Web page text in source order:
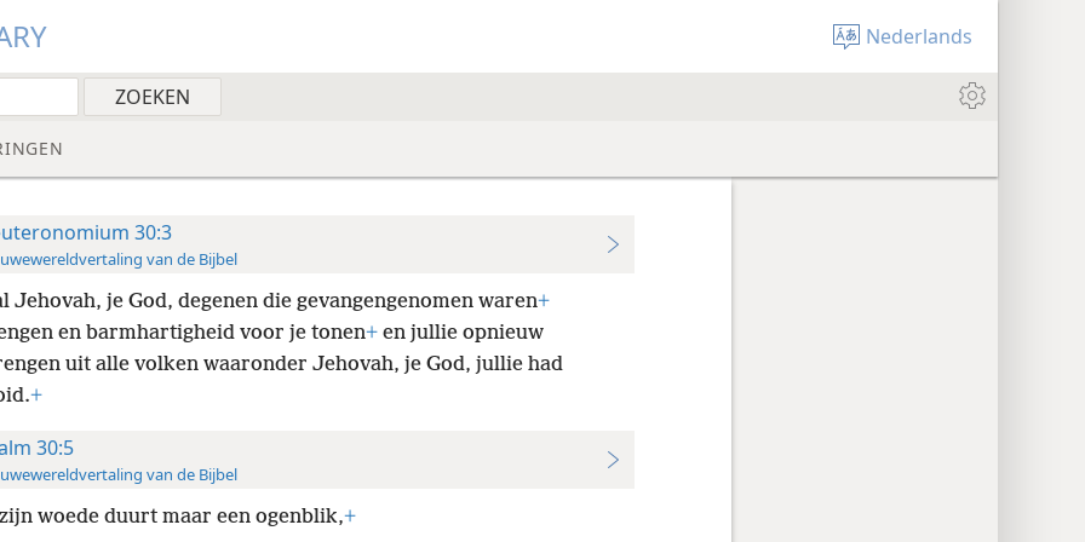
Nederlands
30:3
van de Bijbel
Jehovah, je God, degenen die gevangengenomen waren+
en barmhartigheid voor je tonen+en jullie opnieuw
uit alle volken waaronder Jehovah, je God, jullie had
+
30:5
van de Bijbel
woede duurt maar een ogenblik,+